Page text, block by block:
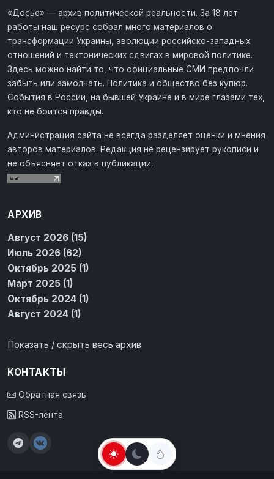
«Досье» — архив политической реальности. За 18 лет
работы наш ресурс собрал много материалов о
трансформации Украины, эволюции российско-западных
отношений и тектонических сдвигах в мировой политике.
Здесь можно найти то, что официальные СМИ предпочли
забыть или замолчать. Политика и общество без купюр.
События в России, на бывшей Украине и в мире глазами тех,
кто не боится правды.
Администрация сайта не всегда разделяет оценки и мнения
авторов материалов. Редакция не рецензирует рукописи и
не объясняет отказ в публикации.
АРХИВ
Август 2026 (15)
Июль 2026 (62)
Октябрь 2025 (1)
Март 2025 (1)
Октябрь 2024 (1)
Август 2024 (1)
Показать / скрыть весь архив
КОНТАКТЫ
Обратная связь
RSS-лента